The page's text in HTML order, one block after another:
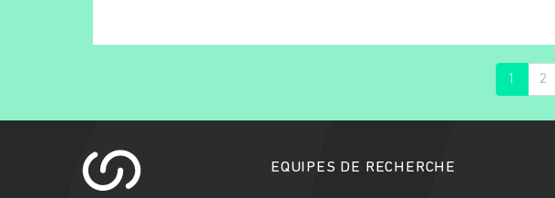
1 2
EQUIPES DE RECHERCHE